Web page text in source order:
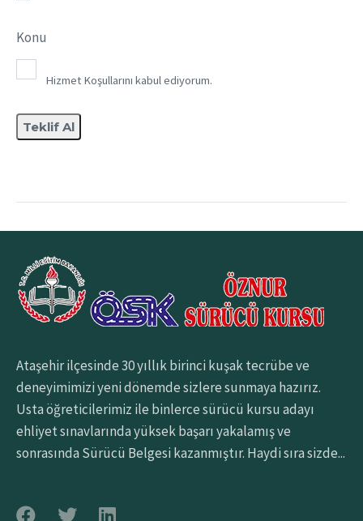
Konu
Hizmet Koşullarını kabul ediyorum.
Ataşehir ilçesinde 30 yıllık birinci kuşak tecrübe ve
deneyimimizi yeni dönemde sizlere sunmaya hazırız.
Usta öğreticilerimiz ile binlerce sürücü kursu adayı
ehliyet sınavlarında yüksek başarı yakalamış ve
sonrasında Sürücü Belgesi kazanmıştır. Haydi sıra sizde...